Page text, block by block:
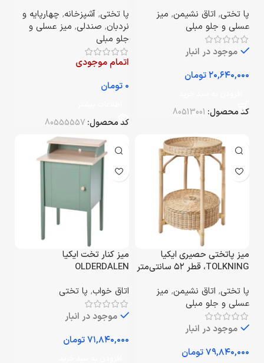
پا تختی, اتاق نشیمن, میز
عسلی و جلو مبلی
موجود در انبار
تومان
کد محصول: 80513001
پا تختی, آشپزخانه, چهارپایه و
نردبان, صندلی, میز عسلی و
جلو مبلی
اتمام موجودی
تومان
کد محصول: 80555557
میز پاتختی حصیری ایکیا
TOLKNING، قطر ۵۲ سانتی‌متر
پا تختی, اتاق نشیمن, میز
عسلی و جلو مبلی
موجود در انبار
تومان
میز کنار تخت ایکیا
OLDERDALEN
اتاق خواب, پا تختی
موجود در انبار
تومان